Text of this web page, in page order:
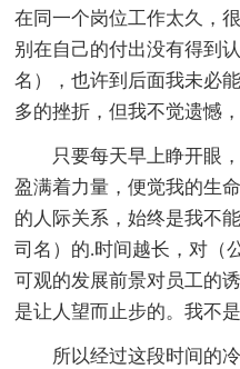
在同一个岗位工作太久，
别在自己的付出没有得到
名），也许到后面我未必
多的挫折，但我不觉遗憾
只要每天早上睁开眼
盈满着力量，便觉我的生
的人际关系，始终是我不
司名）的.时间越长，对（
可观的发展前景对员工的
是让人望而止步的。我不
所以经过这段时间的